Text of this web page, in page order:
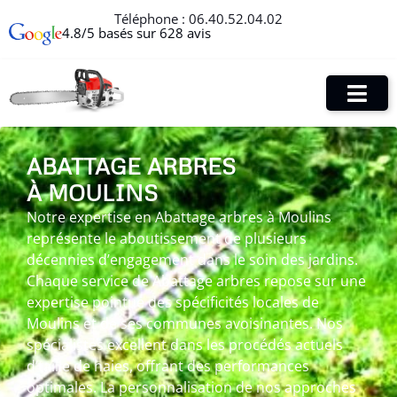
Téléphone : 06.40.52.04.02
4.8/5 basés sur 628 avis
ABATTAGE ARBRES
À MOULINS
Notre expertise en Abattage arbres à Moulins
représente le aboutissement de plusieurs
décennies d’engagement dans le soin des jardins.
Chaque service de Abattage arbres repose sur une
expertise pointue des spécificités locales de
Moulins et de ses communes avoisinantes. Nos
spécialistes excellent dans les procédés actuels
d’taille de haies, offrant des performances
optimales. La personnalisation de nos approches